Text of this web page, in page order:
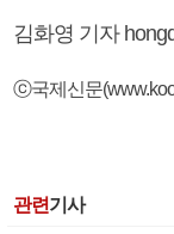
김화영 기자
ⓒ국제신문
관련기사